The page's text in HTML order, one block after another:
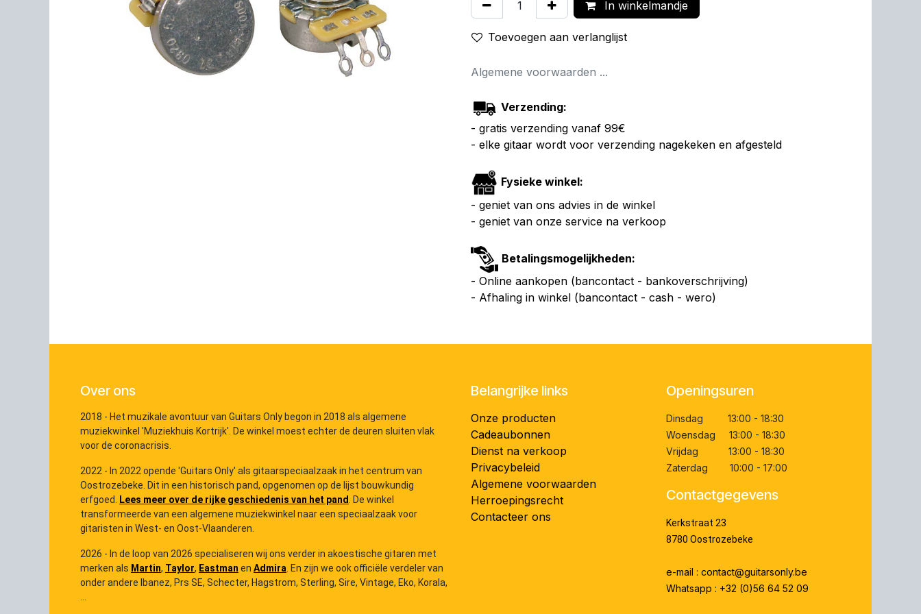
In winkelmandje
Toevoegen aan verlanglijst
Algemene voorwaarden ...
Verzending:
- gratis verzending vanaf 99€
- elke gitaar wordt voor verzending nagekeken en afgesteld
Fysieke winkel:
- geniet van ons advies in de winkel
- geniet van onze service na verkoop
Betalingsmogelijkheden:
- Online aankopen (bancontact - bankoverschrijving)
- Afhaling in winkel (bancontact - cash - wero)
Over ons
2018 - Het muzikale avontuur van Guitars Only begon in 2018 als algemene
muziekwinkel 'Muziekhuis Kortrijk'. De winkel moest echter de deuren sluiten vlak
voor de coronacrisis.
2022 - In 2022 opende 'Guitars Only' als gitaarspeciaalzaak in het centrum van
Oostrozebeke. Dit in een historisch pand, opgenomen op de lijst bouwkundig
erfgoed. Lees meer over de rijke geschiedenis van het pand. De winkel
transformeerde van een algemene muziekwinkel naar een speciaalzaak voor
gitaristen in West- en Oost-Vlaanderen.
2026 - In de loop van 2026 specialiseren wij ons verder in akoestische gitaren met
merken als Martin, Taylor, Eastman en Admira. En zijn we ook officiële verdeler van
onder andere Ibanez, Prs SE, Schecter, Hagstrom, Sterling, Sire, Vintage, Eko, Korala,
...
Belangrijke links
Onze producten
Cadeaubonnen
Dienst na verkoop
Privacybeleid
Algemene voorwaarden
Herroepingsrecht
Contacteer ons
Openingsuren
Dinsdag 13:00 - 18:30
Woensdag 13:00 - 18:30
Vrijdag 13:00 - 18:30
Zaterdag 10:00 - 17:00
Contactgegevens
Kerkstraat 23
8780 Oostrozebeke
e-mail : contact@guitarsonly.be
Whatsapp : +32 (0)56 64 52 09